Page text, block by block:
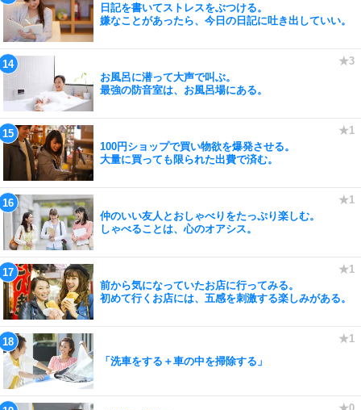
日記を書いてストレスをぶつける。
嫌なことがあったら、今日の日記に吐き出していい。
お風呂に潜って大声で叫ぶ。
最強の防音室は、お風呂場にある。
100円ショップで買い物欲を爆発させる。
大量に買っても限られた出費で済む。
仲のいい友人とおしゃべりをたっぷり楽しむ。
しゃべることは、心のオアシス。
前から気になっていたお店に行ってみる。
初めて行くお店には、五感を刺激する楽しみがある。
「洗車をする＋車の中を掃除する」